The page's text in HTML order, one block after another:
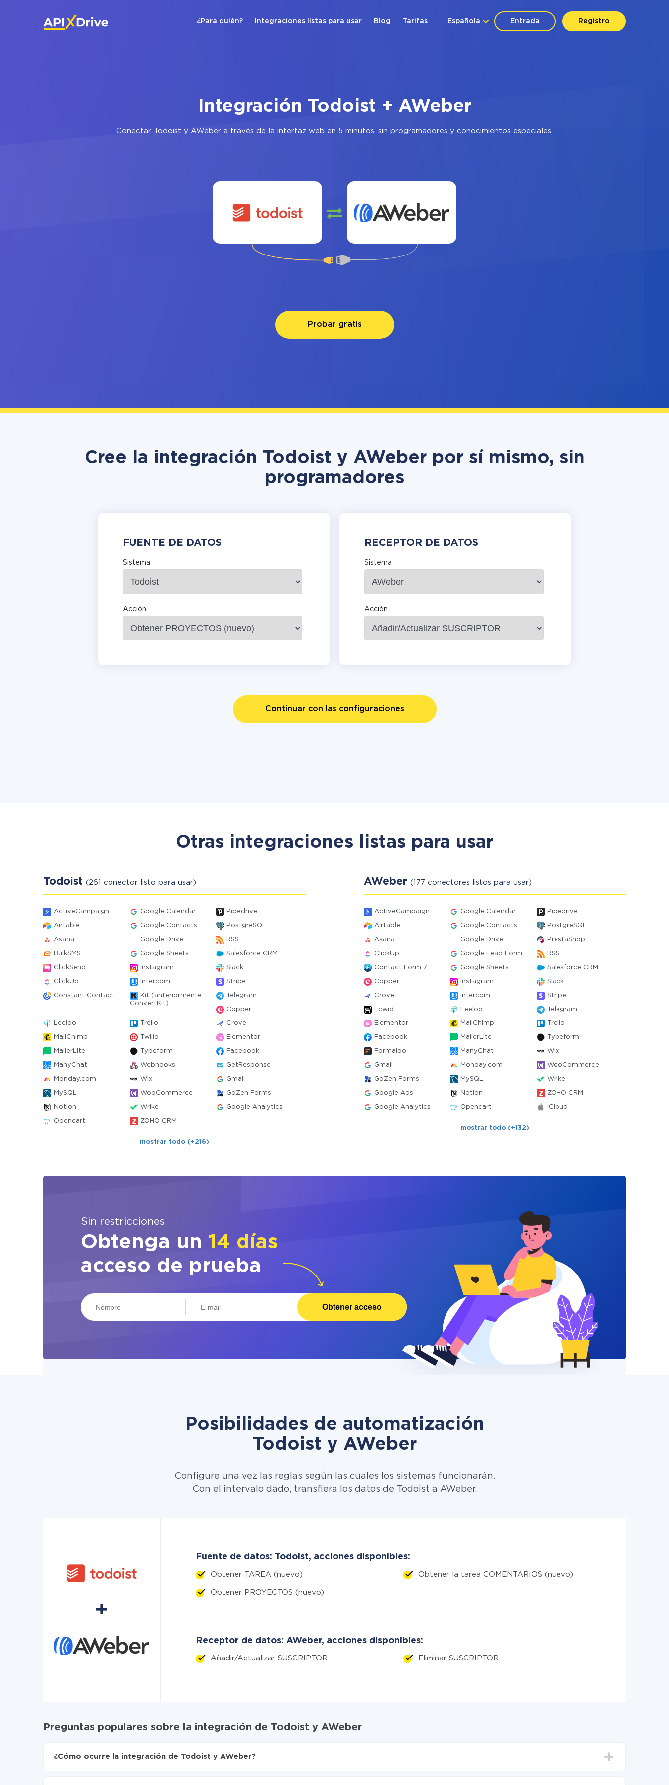
Entrada Registro
Española
¿Para quién? Integraciones listas para usar Blog Tarifas
Integración Todoist + AWeber
Conectar Todoist y AWeber a través de la interfaz web en 5 minutos, sin programadores y conocimientos especiales.
Probar gratis
Cree la integración Todoist y AWeber por sí mismo, sin
programadores
FUENTE DE DATOS
Sistema
Acción
RECEPTOR DE DATOS
Sistema
Acción
Continuar con las configuraciones
Otras integraciones listas para usar
Todoist (261 conector listo para usar)
ActiveCampaign Google Calendar Pipedrive
Airtable Google Contacts PostgreSQL
Asana Google Drive RSS
BulkSMS Google Sheets Salesforce CRM
ClickSend Instagram Slack
ClickUp Intercom Stripe
Constant Contact
Kit (anteriormente
ConvertKit)
Telegram
Copper
Leeloo Trello Crove
MailChimp Twilio Elementor
MailerLite Typeform Facebook
ManyChat Webhooks GetResponse
Monday.com Wix Gmail
MySQL WooCommerce GoZen Forms
Notion Wrike Google Analytics
Opencart ZOHO CRM
mostrar todo (+216)
AWeber (177 conectores listos para usar)
ActiveCampaign Google Calendar Pipedrive
Airtable Google Contacts PostgreSQL
Asana Google Drive PrestaShop
ClickUp Google Lead Form RSS
Contact Form 7 Google Sheets Salesforce CRM
Copper Instagram Slack
Crove Intercom Stripe
Ecwid Leeloo Telegram
Elementor MailChimp Trello
Facebook MailerLite Typeform
Formaloo ManyChat Wix
Gmail Monday.com WooCommerce
GoZen Forms MySQL Wrike
Google Ads Notion ZOHO CRM
Google Analytics Opencart iCloud
mostrar todo (+132)
Sin restricciones
Obtenga un 14 días
acceso de prueba
Obtener acceso
Posibilidades de automatización
Todoist y AWeber
Configure una vez las reglas según las cuales los sistemas funcionarán.
Con el intervalo dado, transfiera los datos de Todoist a AWeber.
Fuente de datos: Todoist, acciones disponibles:
Obtener TAREA (nuevo) Obtener la tarea COMENTARIOS (nuevo)
Obtener PROYECTOS (nuevo)
Receptor de datos: AWeber, acciones disponibles:
Añadir/Actualizar SUSCRIPTOR Eliminar SUSCRIPTOR
Preguntas populares sobre la integración de Todoist y AWeber
¿Cómo ocurre la integración de Todoist y AWeber?